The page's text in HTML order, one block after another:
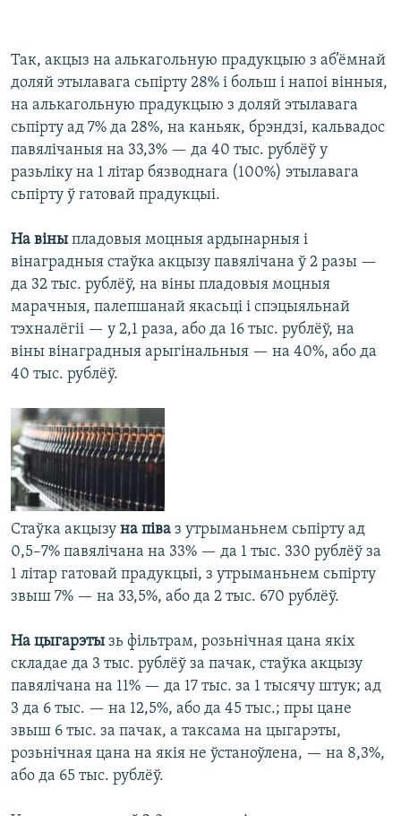
Так, акцыз на алькагольную прадукцыю з аб’ёмнай
доляй этылавага сьпірту 28% і больш і напоі вінныя,
на алькагольную прадукцыю з доляй этылавага
сьпірту ад 7% да 28%, на каньяк, брэндзі, кальвадос
павялічаныя на 33,3% — да 40 тыс. рублёў у
разьліку на 1 літар бязводнага (100%) этылавага
сьпірту ў гатовай прадукцыі.
На віны пладовыя моцныя ардынарныя і
вінаградныя стаўка акцызу павялічана ў 2 разы —
да 32 тыс. рублёў, на віны пладовыя моцныя
марачныя, палепшанай якасьці і спэцыяльнай
тэхналёгіі — у 2,1 раза, або да 16 тыс. рублёў, на
віны вінаградныя арыгінальныя — на 40%, або да
40 тыс. рублёў.
Стаўка акцызу на піва з утрыманьнем сьпірту ад
0,5–7% павялічана на 33% — да 1 тыс. 330 рублёў за
1 літар гатовай прадукцыі, з утрыманьнем сьпірту
звыш 7% — на 33,5%, або да 2 тыс. 670 рублёў.
На цыгарэты зь фільтрам, розьнічная цана якіх
складае да 3 тыс. рублёў за пачак, стаўка акцызу
павялічана на 11% — да 17 тыс. за 1 тысячу штук; ад
3 да 6 тыс. — на 12,5%, або да 45 тыс.; пры цане
звыш 6 тыс. за пачак, а таксама на цыгарэты,
розьнічная цана на якія не ўстаноўлена, — на 8,3%,
або да 65 тыс. рублёў.